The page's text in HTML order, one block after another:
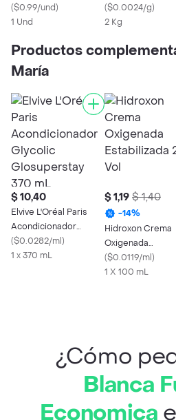
($0.99/und)
1 Und
($0.0024/g)
2 Kg
Productos
María
$ 10,40
Elvive L'Oréal Paris
Acondicionador
Glycolic Glosuperstay
370 mL
($0.0282/ml)
1 x 370 mL
$ 1,19 $ 1,40
-14%
Hidroxon Crema
Oxigenada
Estabilizada 20 Vol
($0.0119/ml)
1 X 100 mL
¿Cómo
Blanca
Economica